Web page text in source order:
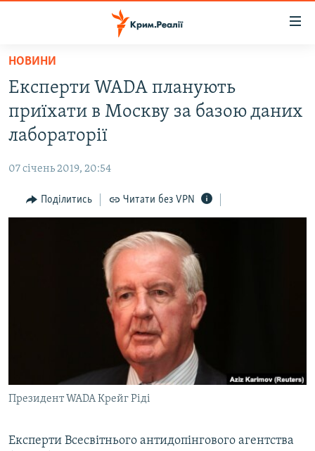
Перейти
основного
матеріалу
Перейти
до
основної
Перейти
до
ВОДА.КРИМ
ВІДЕО ТА ФОТО
БЛОГИ
ПОГЛЯД
ВІДЕОУРОКИ «ELIFBE»
УКРАЇНСЬКА ПРОБЛЕМА КРИМУ
ІНФОГРАФІКА
ЯК ОБІЙТИ БЛОКУВАННЯ
ДОЛУЧАЙСЯ!
НОВИНИ
Експерти WADA планують
приїхати в Москву за базою даних
лабораторії
07 січень 2019, 20:54
Поділитись Читати без VPN
Президент WADA Крейг Ріді
Експерти Всесвітнього антидопінгового агентства